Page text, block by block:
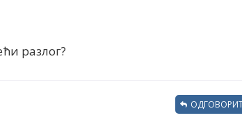
разлог?